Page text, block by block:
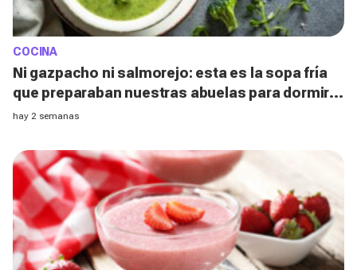
COCINA
Ni gazpacho ni salmorejo: esta es la sopa fría
que preparaban nuestras abuelas para dormir
mejor durante las noches de calor
hay 2 semanas